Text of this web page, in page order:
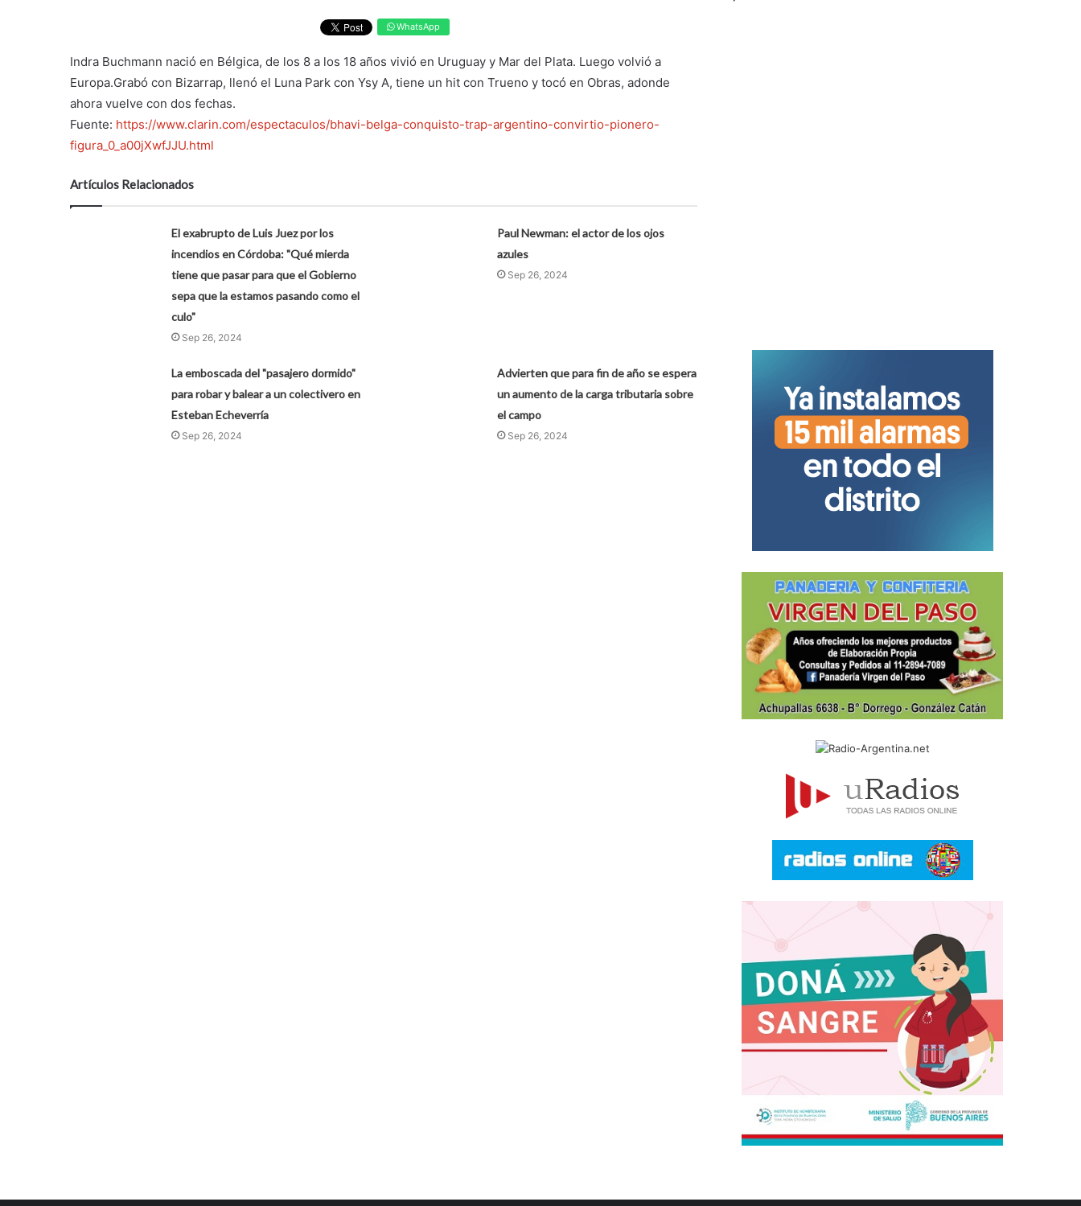
WhatsApp
Indra Buchmann nació en Bélgica, de los 8 a los 18 años vivió en Uruguay y Mar del Plata. Luego volvió a
Europa.Grabó con Bizarrap, llenó el Luna Park con Ysy A, tiene un hit con Trueno y tocó en Obras, adonde
ahora vuelve con dos fechas.
Fuente: https://www.clarin.com/espectaculos/bhavi-belga-conquisto-trap-argentino-convirtio-pionero-
figura_0_a00jXwfJJU.html
Artículos Relacionados
El exabrupto de Luis Juez por los
incendios en Córdoba: "Qué mierda
tiene que pasar para que el Gobierno
sepa que la estamos pasando como el
culo"
Sep 26, 2024
Paul Newman: el actor de los ojos
azules
Sep 26, 2024
La emboscada del "pasajero dormido"
para robar y balear a un colectivero en
Esteban Echeverría
Sep 26, 2024
Advierten que para fin de año se espera
un aumento de la carga tributaria sobre
el campo
Sep 26, 2024